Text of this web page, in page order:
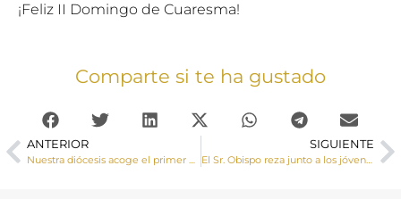
¡Feliz II Domingo de Cuaresma!
Comparte si te ha gustado
ANTERIOR
Nuestra diócesis acoge el primer Retiro de Novios de Proyecto Amor Conyugal en Cuenca
SIGUIENTE
El Sr. Obispo reza junto a los jóvenes de Cuenca el Vía Crucis por el interior de la Catedral